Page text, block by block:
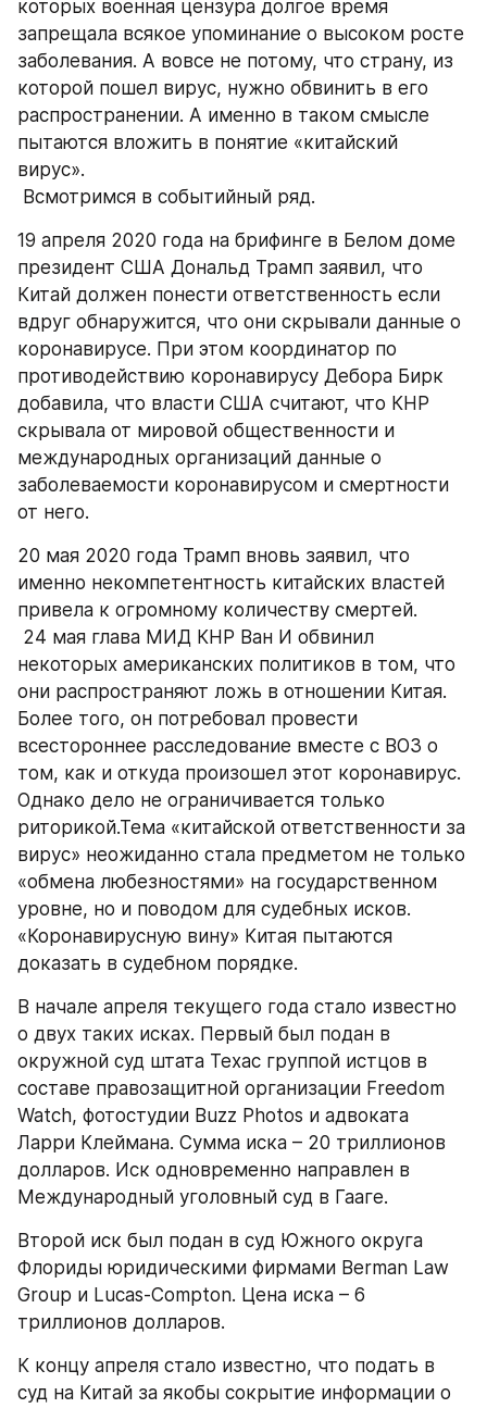
которых военная цензура долгое время
запрещала всякое упоминание о высоком росте
заболевания. А вовсе не потому, что страну, из
которой пошел вирус, нужно обвинить в его
распространении. А именно в таком смысле
пытаются вложить в понятие «китайский
вирус».
Всмотримся в событийный ряд.
19 апреля 2020 года на брифинге в Белом доме
президент США Дональд Трамп заявил, что
Китай должен понести ответственность если
вдруг обнаружится, что они скрывали данные о
коронавирусе. При этом координатор по
противодействию коронавирусу Дебора Бирк
добавила, что власти США считают, что КНР
скрывала от мировой общественности и
международных организаций данные о
заболеваемости коронавирусом и смертности
от него.
20 мая 2020 года Трамп вновь заявил, что
именно некомпетентность китайских властей
привела к огромному количеству смертей.
некоторых американских политиков в том, что
они распространяют ложь в отношении Китая.
Более того, он потребовал провести
всестороннее расследование вместе с ВОЗ о
том, как и откуда произошел этот коронавирус.
Однако дело не ограничивается только
риторикой.Тема «китайской ответственности за
вирус» неожиданно стала предметом не только
«обмена любезностями» на государственном
уровне, но и поводом для судебных исков.
«Коронавирусную вину» Китая пытаются
доказать в судебном порядке.
В начале апреля текущего года стало известно
о двух таких исках. Первый был подан в
окружной суд штата Техас группой истцов в
составе правозащитной организации Freedom
Watch, фотостудии Buzz Photos и адвоката
Ларри Клеймана. Сумма иска – 20 триллионов
долларов. Иск одновременно направлен в
Международный уголовный суд в Гааге.
Второй иск был подан в суд Южного округа
Флориды юридическими фирмами Berman Law
Group и Lucas-Compton. Цена иска – 6
триллионов долларов.
К концу апреля стало известно, что подать в
суд на Китай за якобы сокрытие информации о